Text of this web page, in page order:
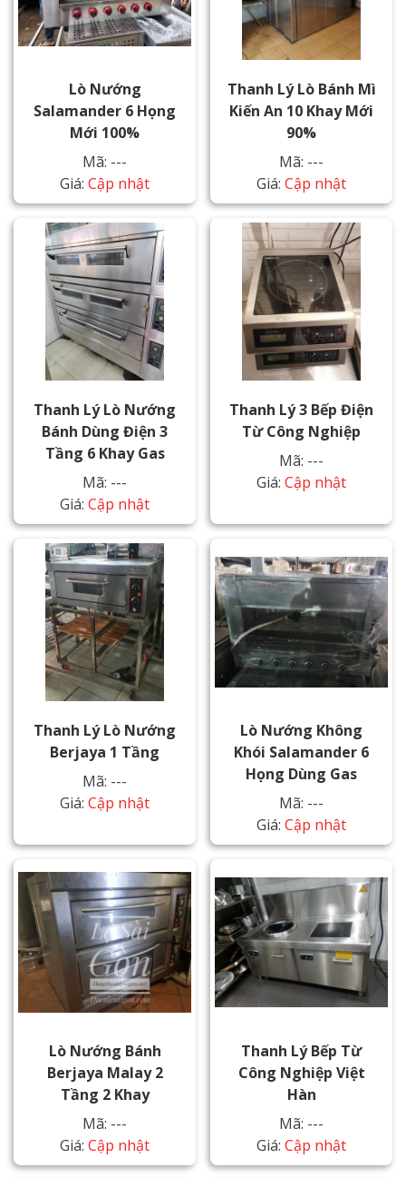
Lò Nướng
Salamander 6 Họng
Mới 100%
Mã: ---
Giá: Cập nhật
Thanh Lý Lò Bánh Mì
Kiến An 10 Khay Mới
90%
Mã: ---
Giá: Cập nhật
Thanh Lý Lò Nướng
Bánh Dùng Điện 3
Tầng 6 Khay Gas
Mã: ---
Giá: Cập nhật
Thanh Lý 3 Bếp Điện
Từ Công Nghiệp
Mã: ---
Giá: Cập nhật
Thanh Lý Lò Nướng
Berjaya 1 Tầng
Mã: ---
Giá: Cập nhật
Lò Nướng Không
Khói Salamander 6
Họng Dùng Gas
Mã: ---
Giá: Cập nhật
Lò Nướng Bánh
Berjaya Malay 2
Tầng 2 Khay
Mã: ---
Giá: Cập nhật
Thanh Lý Bếp Từ
Công Nghiệp Việt
Hàn
Mã: ---
Giá: Cập nhật